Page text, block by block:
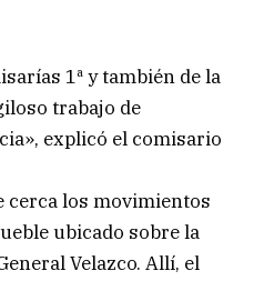
1ª y también de la
trabajo de
explicó el comisario
cerca los movimientos
ubicado sobre la
Velazco. Allí, el